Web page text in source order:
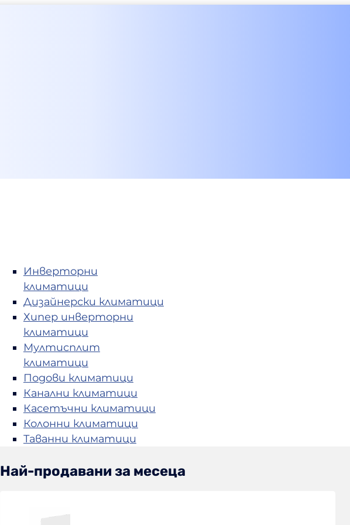
Инверторни
климатици
Дизайнерски климатици
Хипер инверторни
климатици
Мултисплит
климатици
Подови климатици
Канални климатици
Касетъчни климатици
Колонни климатици
Таванни климатици
Най-продавани за месеца